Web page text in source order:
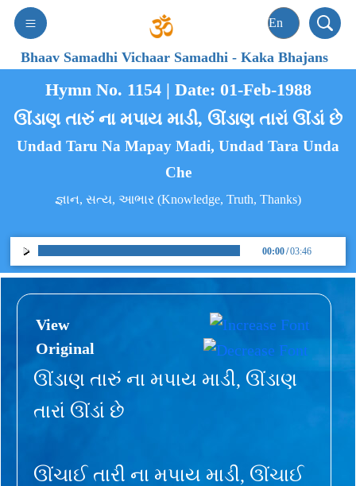
Bhaav Samadhi Vichaar Samadhi-Kaka Bhajans
Hymn No. 1154 | Date: 01-Feb-1988
ઊંડાણ તારું ના મપાય માડી, ઊંડાણ તારાં ઊંડાં છે
Undad Taru Na Mapay Madi, Undad Tara Unda
Che
જ્ઞાન, સત્ય, આભાર (Knowledge, Truth, Thanks)
00:00/03:46
View
Original
ઊંડાણ તારું ના મપાય માડી, ઊંડાણ
તારાં ઊંડાં છે
ઊંચાઈ તારી ના મપાય માડી, ઊંચાઈ